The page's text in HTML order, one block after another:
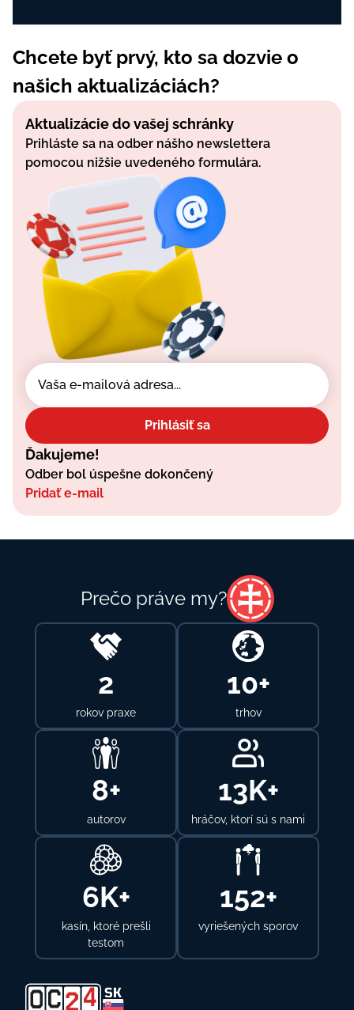
Chcete byť prvý, kto sa dozvie o
našich aktualizáciách?
Aktualizácie do vašej schránky
Prihláste sa na odber nášho newslettera
pomocou nižšie uvedeného formulára.
Prihlásiť sa
Ďakujeme!
Odber bol úspešne dokončený
Pridať e-mail
Prečo práve my?
4
rokov praxe
17+
trhov
12+
autorov
21K+
hráčov, ktorí sú s nami
10K+
kasín, ktoré prešli
testom
237+
vyriešených sporov